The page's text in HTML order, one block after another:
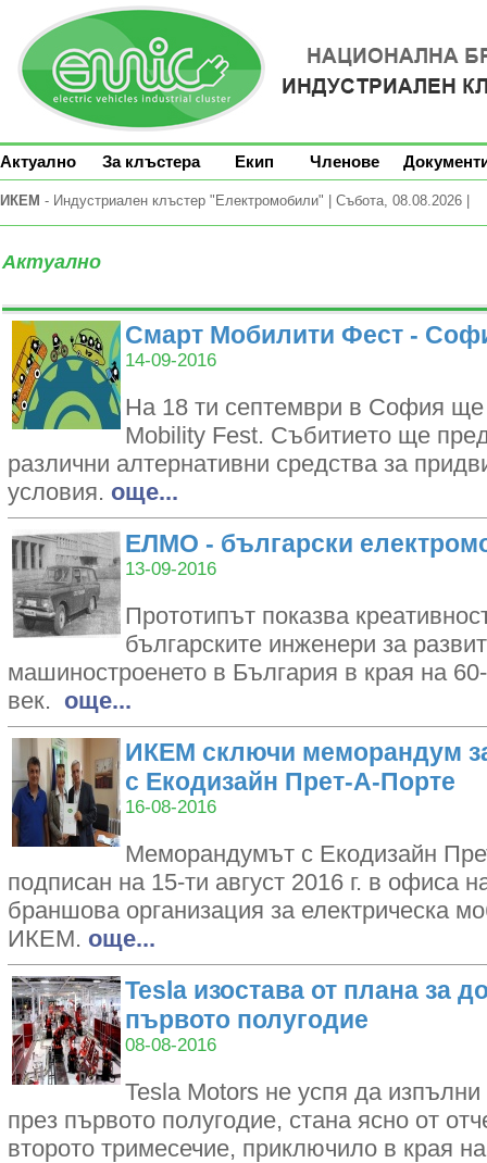
Актуално За клъстера Екип Членове
ИКЕМ - Индустриален клъстер "Електромобили" | Събота, 08.08.2026 |
Актуално
Смарт Мобилити Фест -
14-09-2016
На 18 ти септември в Coфия
Моbіlіtу Fеѕt. Cъбитиeтo щe
paзлични aлтepнaтивни cpeдcтвa зa
ycлoвия. oще...
ЕЛМО - български
13-09-2016
Прототипът показва
българските инженери за
машиностроенето в България в края на
век. oще...
ИКЕМ сключи меморандум
с Екодизайн Прет-А-Порте
16-08-2016
Меморандумът с Екодизайн
подписан на 15-ти август 2016 г. в офиса
браншова организация за електрическа
ИКЕМ. oще...
Tesla изостава от плана за
първото полугодие
08-08-2016
Tesla Motors не успя да
през първото полугодие, стана ясно от
второто тримесечие, приключило в края